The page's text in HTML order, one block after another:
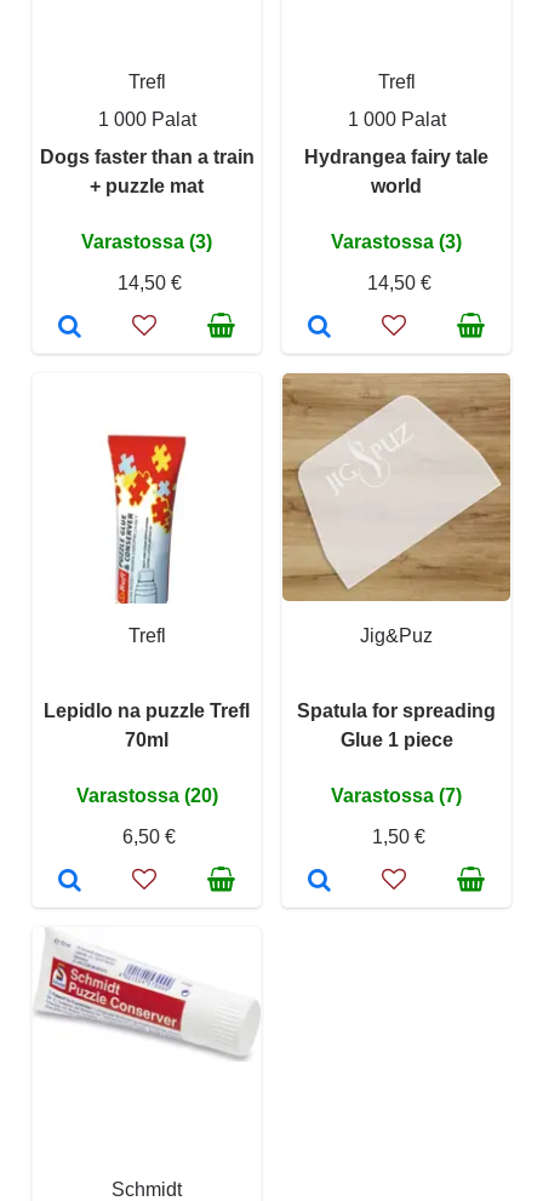
Trefl
1 000 Palat
Dogs faster than a train
+ puzzle mat
Varastossa (3)
14,50 €
Trefl
1 000 Palat
Hydrangea fairy tale
world
Varastossa (3)
14,50 €
Trefl
Lepidlo na puzzle Trefl
70ml
Varastossa (20)
6,50 €
Jig&Puz
Spatula for spreading
Glue 1 piece
Varastossa (7)
1,50 €
Schmidt